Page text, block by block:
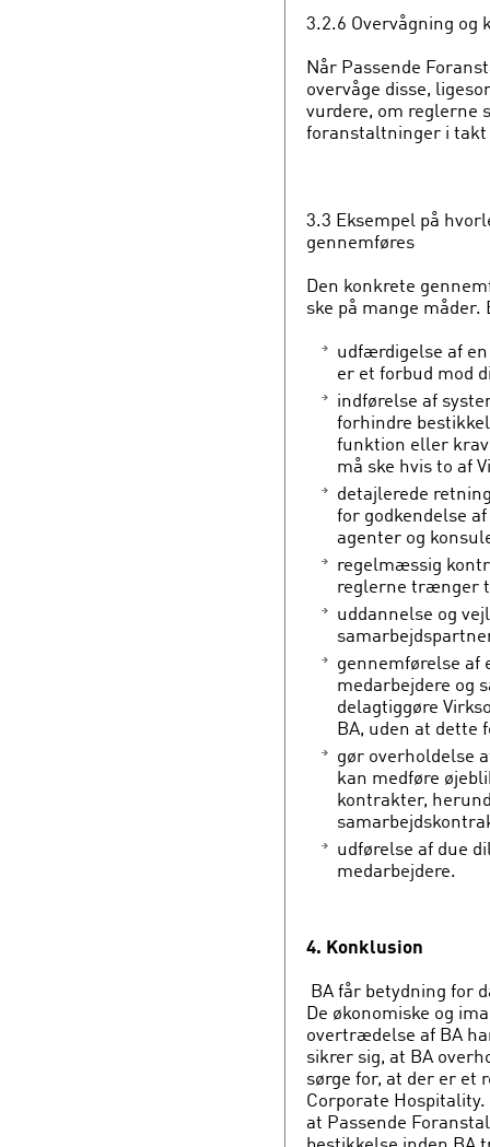
3.2.6 Overvågning og
Når Passende
overvåge disse,
vurdere, om reglerne
foranstaltninger i takt
3.3 Eksempel på
gennemføres
Den konkrete
ske på mange
udfærdigelse af
er et forbud mod
indførelse af
forhindre
funktion eller
må ske hvis to af
detajlerede
for godkendelse
agenter og
regelmæssig
reglerne trænger
uddannelse og
gennemførelse af
medarbejdere og
delagtiggøre
BA, uden at dette
gør overholdelse
kan medføre
kontrakter,
udførelse af due
medarbejdere.
4. Konklusion
BA får betydning for
De økonomiske og
overtrædelse af BA
sikrer sig, at BA
sørge for, at der er
Corporate
at Passende